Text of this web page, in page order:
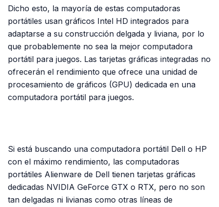
Dicho esto, la mayoría de estas computadoras
portátiles usan gráficos Intel HD integrados para
adaptarse a su construcción delgada y liviana, por lo
que probablemente no sea la mejor computadora
portátil para juegos. Las tarjetas gráficas integradas no
ofrecerán el rendimiento que ofrece una unidad de
procesamiento de gráficos (GPU) dedicada en una
computadora portátil para juegos.
Si está buscando una computadora portátil Dell o HP
con el máximo rendimiento, las computadoras
portátiles Alienware de Dell tienen tarjetas gráficas
dedicadas NVIDIA GeForce GTX o RTX, pero no son
tan delgadas ni livianas como otras líneas de